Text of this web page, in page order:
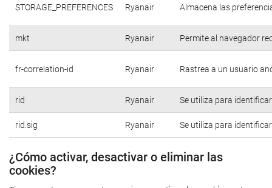
STORAGE_PREFERENCES Ryanair Almacena las
mkt Ryanair Permite al navegador
fr-correlation-id Ryanair Rastrea a un usuario
rid Ryanair Se utiliza para
rid.sig Ryanair Se utiliza para
¿Cómo activar, desactivar o eliminar las
cookies?